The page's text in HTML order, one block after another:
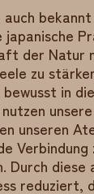
der Natur
zu
in
unseren
Verbindung
Durch diese
reduziert,